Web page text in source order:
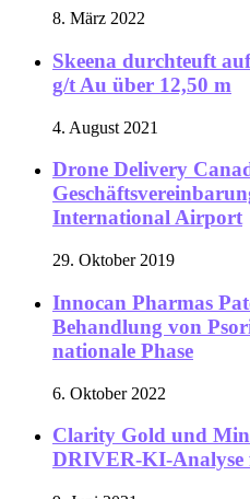
8. März 2022
Skeena durchteuft
g/t Au über 12,50 m
4. August 2021
Drone Delivery
International Airport
29. Oktober 2019
Innocan Pharmas
Behandlung von
nationale Phase
6. Oktober 2022
Clarity Gold und
DRIVER-KI-Analyse